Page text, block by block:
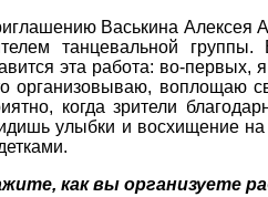
Васькина Алексея
танцевальной
эта работа: во-
организовываю, воплощаю
когда зрители
улыбки и восхищение
как вы организуете